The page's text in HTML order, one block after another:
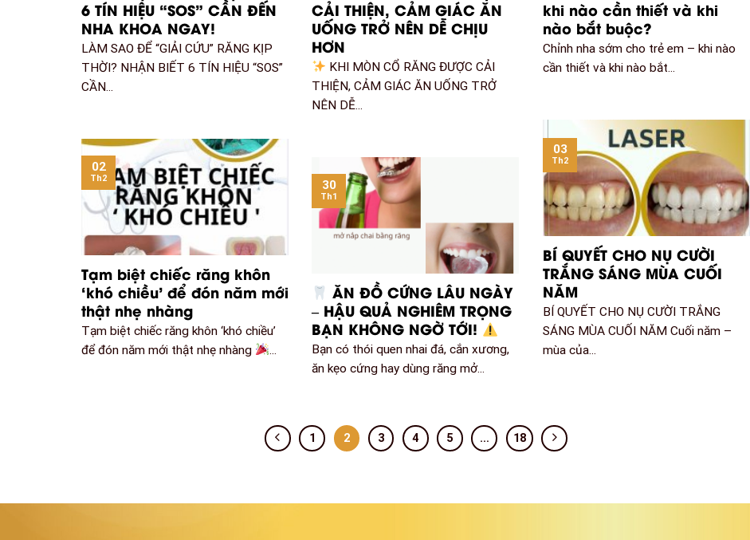
6 TÍN HIỆU “SOS” CẦN ĐẾN
NHA KHOA NGAY!
LÀM SAO ĐỂ “GIẢI CỨU” RĂNG KỊP
THỜI? NHẬN BIẾT 6 TÍN HIỆU “SOS”
CẦN...
CẢI THIỆN, CẢM GIÁC ĂN
UỐNG TRỞ NÊN DỄ CHỊU
HƠN
KHI MÒN CỔ RĂNG ĐƯỢC CẢI
THIỆN, CẢM GIÁC ĂN UỐNG TRỞ
NÊN DỄ...
khi nào cần thiết và khi
nào bắt buộc?
Chỉnh nha sớm cho trẻ em – khi nào
cần thiết và khi nào bắt...
BÍ QUYẾT CHO NỤ CƯỜI
TRẮNG SÁNG MÙA CUỐI
NĂM
BÍ QUYẾT CHO NỤ CƯỜI TRẮNG
SÁNG MÙA CUỐI NĂM Cuối năm –
mùa của...
03
Th2
Tạm biệt chiếc răng khôn
‘khó chiều’ để đón năm mới
thật nhẹ nhàng
Tạm biệt chiếc răng khôn ‘khó chiều’
để đón năm mới thật nhẹ nhàng
...
02
Th2
ĂN ĐỒ CỨNG LÂU NGÀY
– HẬU QUẢ NGHIÊM TRỌNG
BẠN KHÔNG NGỜ TỚI!
Bạn có thói quen nhai đá, cắn xương,
ăn kẹo cứng hay dùng răng mở...
30
Th1
1 2 3 4 5 … 18